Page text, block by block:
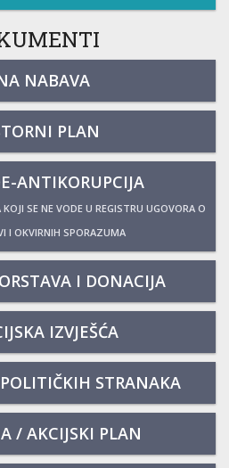
NABAVA
PLAN
ANTIKORUPCIJA
SE NE VODE U REGISTRU UGOVORA O
I OKVIRNIH SPORAZUMA
I DONACIJA
IZVJEŠĆA
STRANAKA
/ AKCIJSKI PLAN